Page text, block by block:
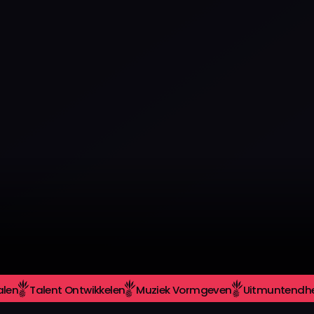
Talent Ontwikkelen Muziek Vormgeven